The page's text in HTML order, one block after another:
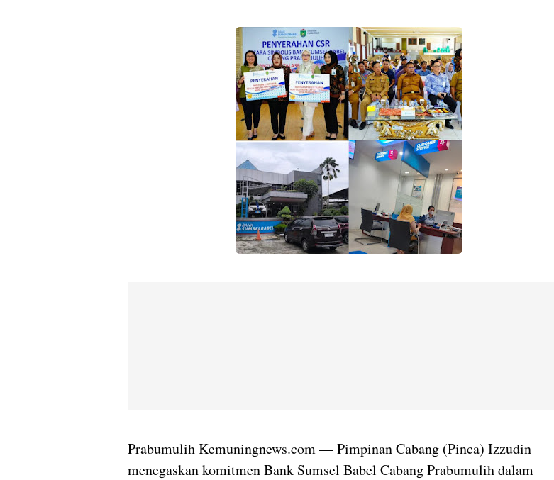
Prabumulih Kemuningnews.com — Pimpinan Cabang (Pinca) Izzudin
menegaskan komitmen Bank Sumsel Babel Cabang Prabumulih dalam